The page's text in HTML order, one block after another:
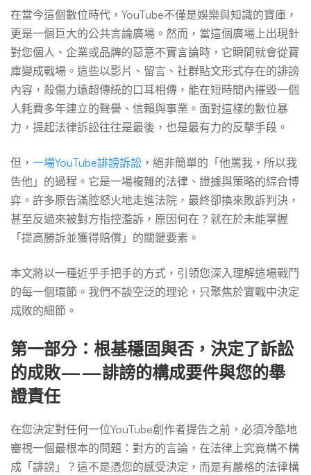
訴
並
獲
得
賠
償
的
關
鍵
要
在當今這個數位時代，YouTube不僅是娛樂與知識的寶庫，
更是一個巨大的公共言論廣場。然而，當這個廣場上出現針
對您個人、企業或品牌的惡意不實言論時，它瞬間就會從寶
庫變成戰場。這些以影片、留言、社群貼文形式存在的誹謗
內容，殺傷力遠超傳統的口耳相傳，能在短時間內摧毀一個
人耗費多年建立的聲譽、信賴與事業。面對這樣的數位暴
力，提起法律訴訟往往是最後，也是最有力的反擊手段。
但， 一場YouTube誹謗訴訟 ，絕非簡單的「他罵我，所以我
告他」的過程。它是一場複雜的法律、證據與策略的綜合博
弈。許多原告滿腔怒火地走進法院，最終卻換來敗訴判決，
甚至反過來被對方指控濫訴，原因何在？就在於未能掌握
「提高勝訴並獲得賠償」的關鍵要素。
本文將以一種近乎手把手的方式，引領您深入理解這場戰鬥
的每一個環節。我們不談空泛的理论，只聚焦於實戰中決定
成敗的細節。
第一部分：根基穩固與否，決定了訴訟
的成敗——誹謗的構成要件與您的舉
證責任
在您決定對任何一位YouTube創作者提告之前，必須冷酷地
審視一個最根本的問題：對方的言論，在法律上究竟構不構
成「誹謗」？這不是憑您的感受決定，而是有嚴格的法律構